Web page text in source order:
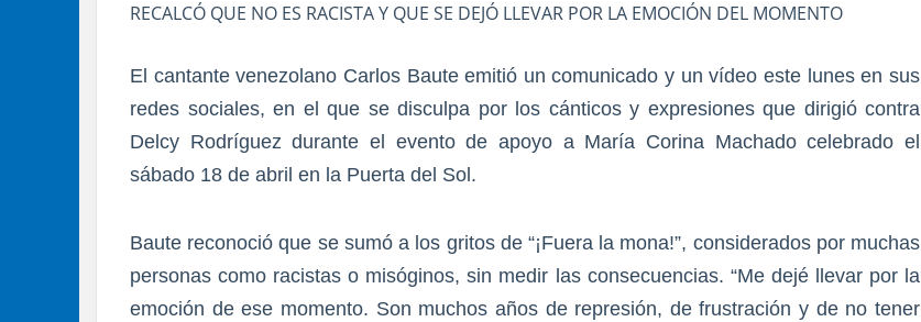
RECALCÓ QUE NO ES RACISTA Y QUE SE DEJÓ LLEVAR POR LA EMOCIÓN DEL MOMENTO
El cantante venezolano Carlos Baute emitió un comunicado y un vídeo este lunes en sus
redes sociales, en el que se disculpa por los cánticos y expresiones que dirigió contra
Delcy Rodríguez durante el evento de apoyo a María Corina Machado celebrado el
sábado 18 de abril en la Puerta del Sol.
Baute reconoció que se sumó a los gritos de “¡Fuera la mona!”, considerados por muchas
personas como racistas o misóginos, sin medir las consecuencias. “Me dejé llevar por la
emoción de ese momento. Son muchos años de represión, de frustración y de no tener